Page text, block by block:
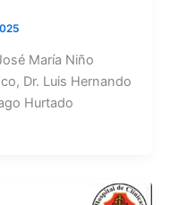
María Niño
Dr. Luis Hernando
Hurtado